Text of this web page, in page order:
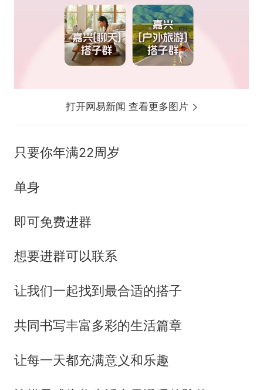
打开网易新闻 查看更多图片
只要你年满22周岁
单身
即可免费进群
想要进群可以联系
让我们一起找到最合适的搭子
共同书写丰富多彩的生活篇章
让每一天都充满意义和乐趣